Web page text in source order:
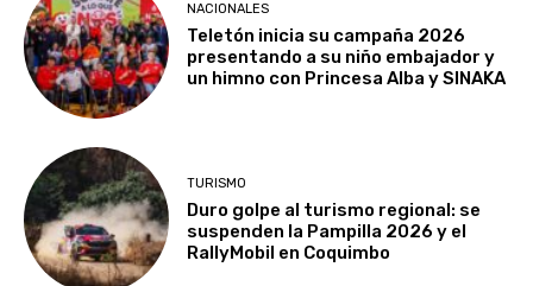
NACIONALES
Teletón inicia su campaña 2026
presentando a su niño embajador y
un himno con Princesa Alba y SINAKA
TURISMO
Duro golpe al turismo regional: se
suspenden la Pampilla 2026 y el
RallyMobil en Coquimbo